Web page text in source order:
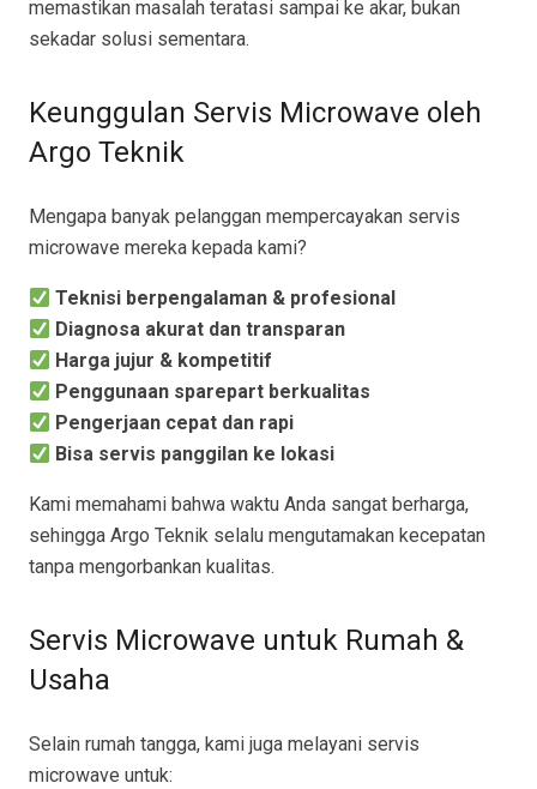
memastikan masalah teratasi sampai ke akar, bukan
sekadar solusi sementara.
Keunggulan Servis Microwave oleh
Argo Teknik
Mengapa banyak pelanggan mempercayakan servis
microwave mereka kepada kami?
Teknisi berpengalaman & profesional
Diagnosa akurat dan transparan
Harga jujur & kompetitif
Penggunaan sparepart berkualitas
Pengerjaan cepat dan rapi
Bisa servis panggilan ke lokasi
Kami memahami bahwa waktu Anda sangat berharga,
sehingga Argo Teknik selalu mengutamakan kecepatan
tanpa mengorbankan kualitas.
Servis Microwave untuk Rumah &
Usaha
Selain rumah tangga, kami juga melayani servis
microwave untuk: